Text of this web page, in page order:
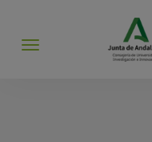
Abrir